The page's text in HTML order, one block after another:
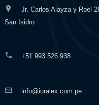
Jr. Carlos Alayza y Roel
San Isidro
+51 993 526 938
info@iuralex.com.pe